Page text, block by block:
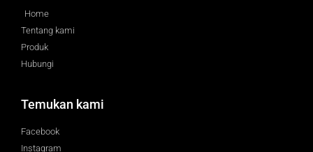
Home
Tentang kami
Produk
Hubungi
Temukan kami
Facebook
Instagram